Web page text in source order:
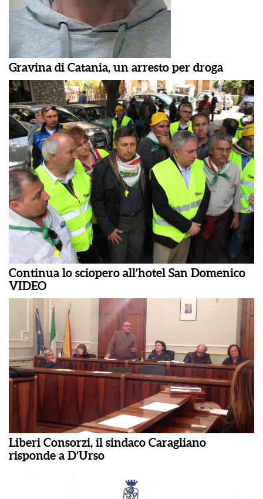
Gravina di Catania, un arresto per droga
Continua lo sciopero all’hotel San Domenico
VIDEO
Liberi Consorzi, il sindaco Caragliano
risponde a D’Urso